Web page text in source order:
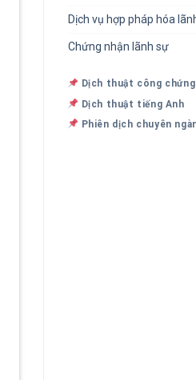
Dịch vụ hợp pháp hóa
Chứng nhận lãnh sự
Dịch thuật công chứng
Dịch thuật tiếng Anh
Phiên dịch chuyên